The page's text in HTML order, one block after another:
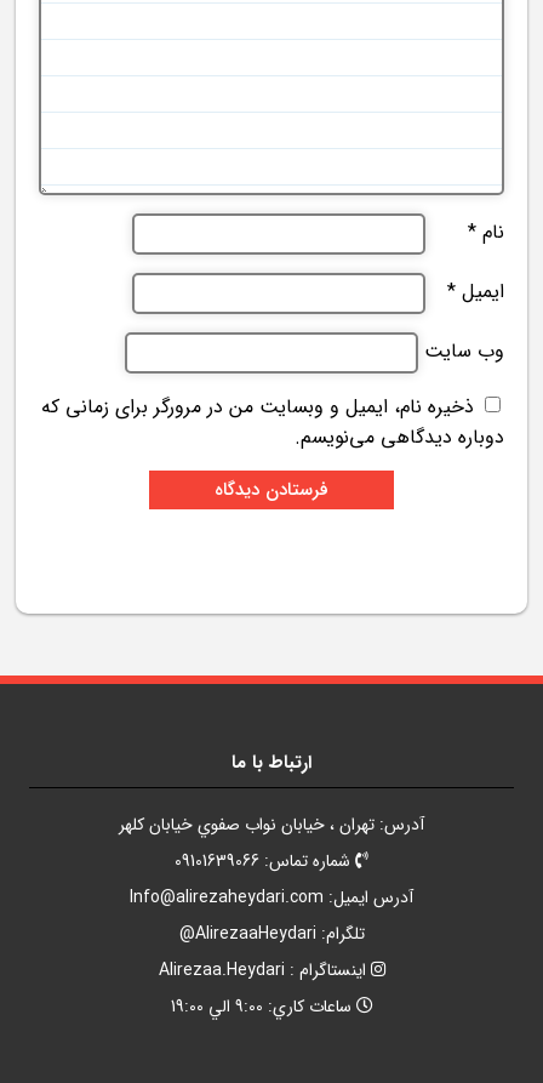
نام *
ایمیل *
وب‌ سایت
ذخیره نام، ایمیل و وبسایت من در مرورگر برای زمانی که
دوباره دیدگاهی می‌نویسم.
ارتباط با ما
آدرس: تهران ، خيابان نواب صفوي خيابان کلهر
شماره تماس: 09101639066
آدرس ايميل: Info@alirezaheydari.com
تلگرام: AlirezaaHeydari@
اينستاگرام : Alirezaa.Heydari
ساعات کاري: 9:00 الي 19:00